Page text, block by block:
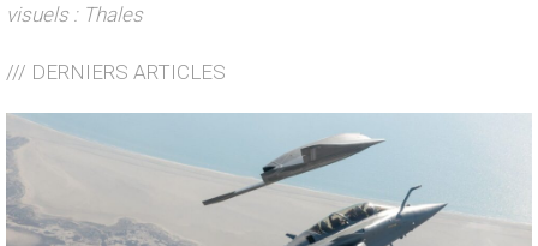
visuels : Thales
/// DERNIERS ARTICLES